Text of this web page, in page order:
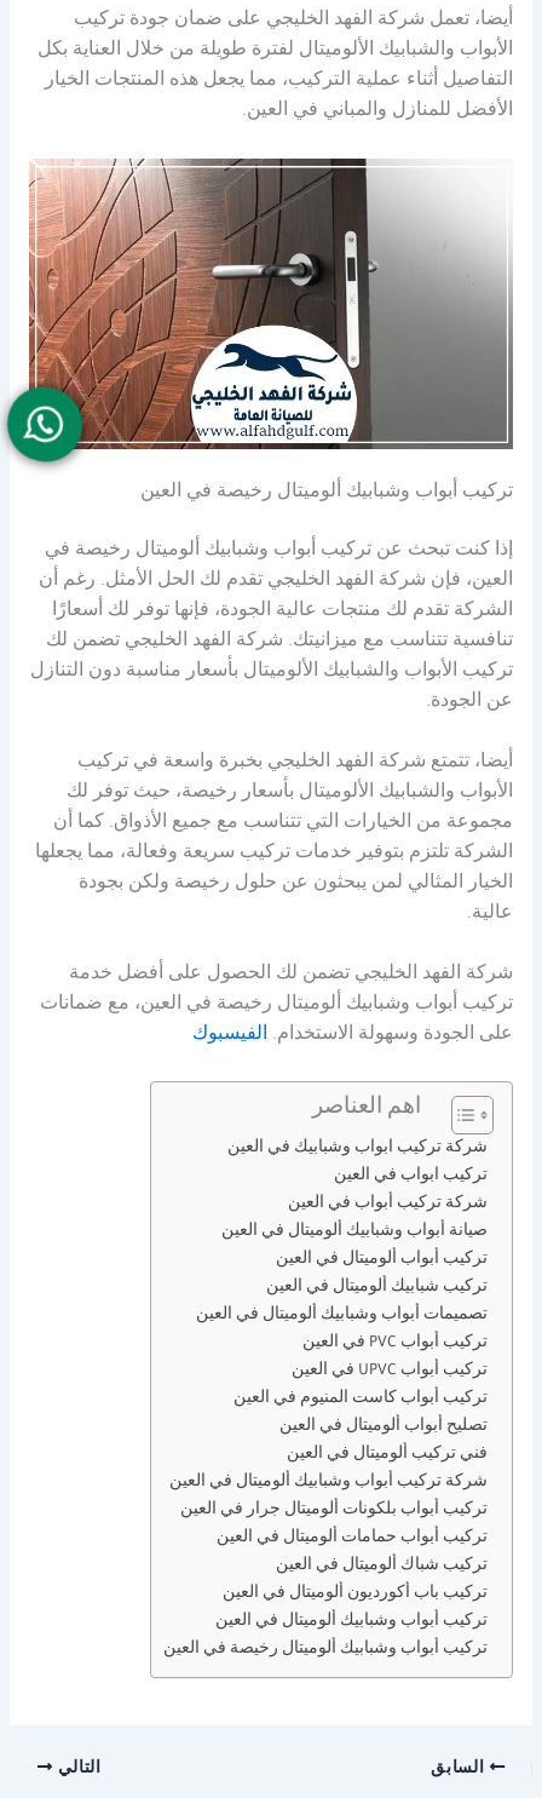
أيضا، تعمل شركة الفهد الخليجي على ضمان جودة تركيب
الأبواب والشبابيك الألوميتال لفترة طويلة من خلال العناية بكل
التفاصيل أثناء عملية التركيب، مما يجعل هذه المنتجات الخيار
الأفضل للمنازل والمباني في العين.
تركيب أبواب وشبابيك ألوميتال رخيصة في العين
إذا كنت تبحث عن تركيب أبواب وشبابيك ألوميتال رخيصة في
العين، فإن شركة الفهد الخليجي تقدم لك الحل الأمثل. رغم أن
الشركة تقدم لك منتجات عالية الجودة، فإنها توفر لك أسعارًا
تنافسية تتناسب مع ميزانيتك. شركة الفهد الخليجي تضمن لك
تركيب الأبواب والشبابيك الألوميتال بأسعار مناسبة دون التنازل
عن الجودة.
أيضا، تتمتع شركة الفهد الخليجي بخبرة واسعة في تركيب
الأبواب والشبابيك الألوميتال بأسعار رخيصة، حيث توفر لك
مجموعة من الخيارات التي تتناسب مع جميع الأذواق. كما أن
الشركة تلتزم بتوفير خدمات تركيب سريعة وفعالة، مما يجعلها
الخيار المثالي لمن يبحثون عن حلول رخيصة ولكن بجودة
عالية.
شركة الفهد الخليجي تضمن لك الحصول على أفضل خدمة
تركيب أبواب وشبابيك ألوميتال رخيصة في العين، مع ضمانات
على الجودة وسهولة الاستخدام. الفيسبوك
اهم العناصر
شركة تركيب ابواب وشبابيك في العين
تركيب ابواب في العين
شركة تركيب أبواب في العين
صيانة أبواب وشبابيك ألوميتال في العين
تركيب أبواب ألوميتال في العين
تركيب شبابيك ألوميتال في العين
تصميمات أبواب وشبابيك ألوميتال في العين
تركيب أبواب PVC في العين
تركيب أبواب UPVC في العين
تركيب أبواب كاست المنيوم في العين
تصليح أبواب ألوميتال في العين
فني تركيب ألوميتال في العين
شركة تركيب أبواب وشبابيك ألوميتال في العين
تركيب أبواب بلكونات ألوميتال جرار في العين
تركيب أبواب حمامات ألوميتال في العين
تركيب شباك ألوميتال في العين
تركيب باب أكورديون ألوميتال في العين
تركيب أبواب وشبابيك ألوميتال في العين
تركيب أبواب وشبابيك ألوميتال رخيصة في العين
السابق التالي